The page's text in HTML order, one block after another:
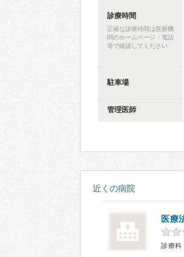
診療時間
正確な診療時間は医療機
関のホームページ・電話
等で確認してください
駐車場
管理医師
近くの病院
医療
診療科